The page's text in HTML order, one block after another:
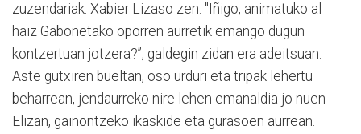
zuzendariak. Xabier Lizaso zen. "Iñigo, animatuko al
haiz Gabonetako oporren aurretik emango dugun
kontzertuan jotzera?”, galdegin zidan era adeitsuan.
Aste gutxiren bueltan, oso urduri eta tripak lehertu
beharrean, jendaurreko nire lehen emanaldia jo nuen
Elizan, gainontzeko ikaskide eta gurasoen aurrean.